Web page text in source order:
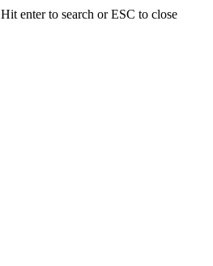
Hit enter to search or ESC to close